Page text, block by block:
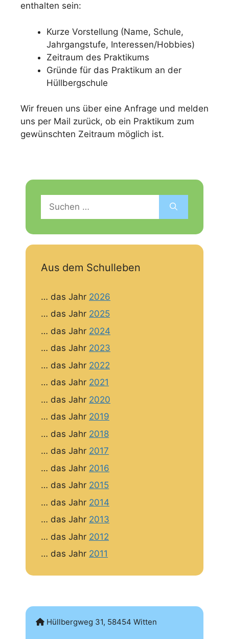
enthalten sein:
Kurze Vorstellung (Name, Schule,
Jahrgangstufe, Interessen/Hobbies)
Zeitraum des Praktikums
Gründe für das Praktikum an der
Hüllbergschule
Wir freuen uns über eine Anfrage und melden
uns per Mail zurück, ob ein Praktikum zum
gewünschten Zeitraum möglich ist.
nach:
Aus dem Schulleben
… das Jahr 2026
… das Jahr 2025
… das Jahr 2024
… das Jahr 2023
… das Jahr 2022
… das Jahr 2021
… das Jahr 2020
… das Jahr 2019
… das Jahr 2018
… das Jahr 2017
… das Jahr 2016
… das Jahr 2015
… das Jahr 2014
… das Jahr 2013
… das Jahr 2012
… das Jahr 2011
Hüllbergweg 31, 58454 Witten